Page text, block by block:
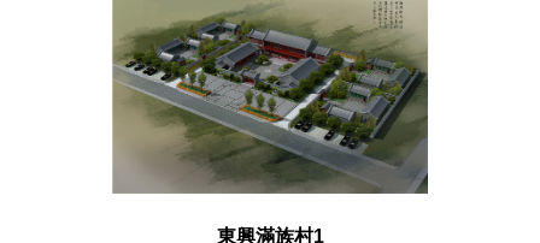
東興滿族村1